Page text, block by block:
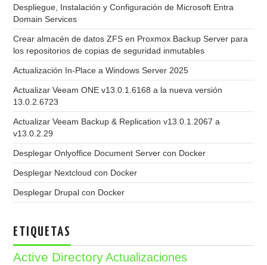
Despliegue, Instalación y Configuración de Microsoft Entra
Domain Services
Crear almacén de datos ZFS en Proxmox Backup Server para
los repositorios de copias de seguridad inmutables
Actualización In-Place a Windows Server 2025
Actualizar Veeam ONE v13.0.1.6168 a la nueva versión
13.0.2.6723
Actualizar Veeam Backup & Replication v13.0.1.2067 a
v13.0.2.29
Desplegar Onlyoffice Document Server con Docker
Desplegar Nextcloud con Docker
Desplegar Drupal con Docker
ETIQUETAS
Active Directory Actualizaciones